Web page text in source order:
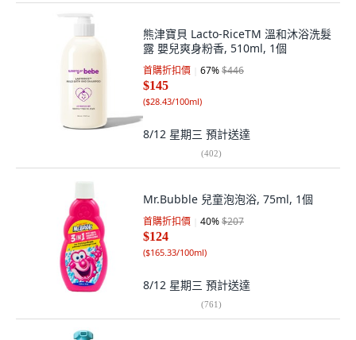
熊津寶貝 Lacto-RiceTM 溫和沐浴洗髮
露 嬰兒爽身粉香, 510ml, 1個
首購折扣價 67%$446
$145
($28.43/100ml)
8/12 星期三 預計送達
(402)
Mr.Bubble 兒童泡泡浴, 75ml, 1個
首購折扣價 40%$207
$124
($165.33/100ml)
8/12 星期三 預計送達
(761)